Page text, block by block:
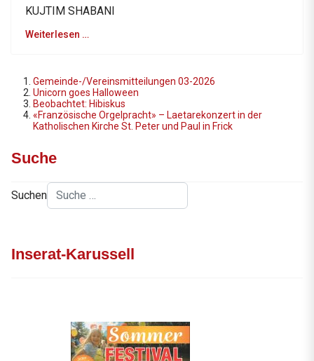
KUJTIM SHABANI
Weiterlesen …
Gemeinde-/Vereinsmitteilungen 03-2026
Unicorn goes Halloween
Beobachtet: Hibiskus
«Französische Orgelpracht» – Laetarekonzert in der
Katholischen Kirche St. Peter und Paul in Frick
Suche
Suchen
Inserat-Karussell